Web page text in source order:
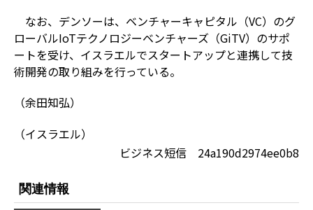
なお、デンソーは、ベンチャーキャピタル（VC）のグ
ローバルIoTテクノロジーベンチャーズ（GiTV）のサポ
ートを受け、イスラエルでスタートアップと連携して技
術開発の取り組みを行っている。
（余田知弘）
（イスラエル）
ビジネス短信 24a190d2974ee0b8
関連情報